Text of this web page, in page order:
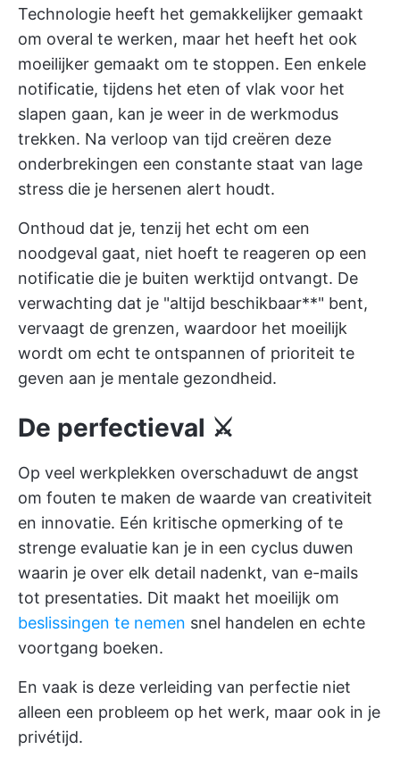
Technologie heeft het gemakkelijker gemaakt
om overal te werken, maar het heeft het ook
moeilijker gemaakt om te stoppen. Een enkele
notificatie, tijdens het eten of vlak voor het
slapen gaan, kan je weer in de werkmodus
trekken. Na verloop van tijd creëren deze
onderbrekingen een constante staat van lage
stress die je hersenen alert houdt.
Onthoud dat je, tenzij het echt om een
noodgeval gaat, niet hoeft te reageren op een
notificatie die je buiten werktijd ontvangt. De
verwachting dat je "altijd beschikbaar**" bent,
vervaagt de grenzen, waardoor het moeilijk
wordt om echt te ontspannen of prioriteit te
geven aan je mentale gezondheid.
De perfectieval ⚔
Op veel werkplekken overschaduwt de angst
om fouten te maken de waarde van creativiteit
en innovatie. Eén kritische opmerking of te
strenge evaluatie kan je in een cyclus duwen
waarin je over elk detail nadenkt, van e-mails
tot presentaties. Dit maakt het moeilijk om
beslissingen te nemen snel handelen en echte
voortgang boeken.
En vaak is deze verleiding van perfectie niet
alleen een probleem op het werk, maar ook in je
privétijd.